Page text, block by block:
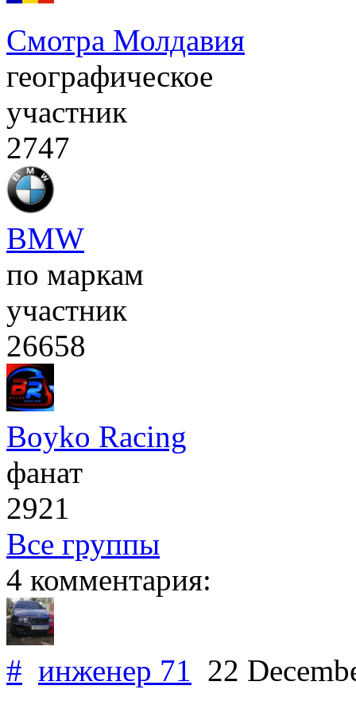
Смотра Молдавия
географическое
участник
2747
BMW
по маркам
участник
26658
Boyko Racing
фанат
2921
Все группы
4 комментария:
# инженер 71 22